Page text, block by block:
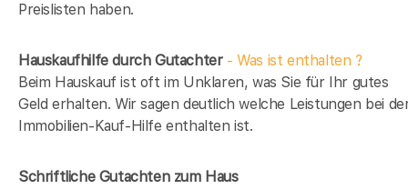
Preislisten haben.
Hauskaufhilfe durch Gutachter- Was ist enthalten ?
Beim Hauskauf ist oft im Unklaren, was Sie für Ihr gutes
Geld erhalten. Wir sagen deutlich welche Leistungen bei
Immobilien-Kauf-Hilfe enthalten ist.
Schriftliche Gutachten zum Haus